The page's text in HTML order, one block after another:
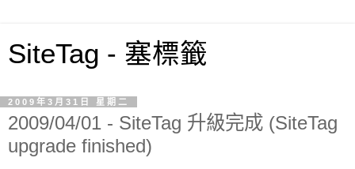
SiteTag - 塞標籤
2009年3月31日 星期二
2009/04/01 - SiteTag 升級完成 (SiteTag
upgrade finished)